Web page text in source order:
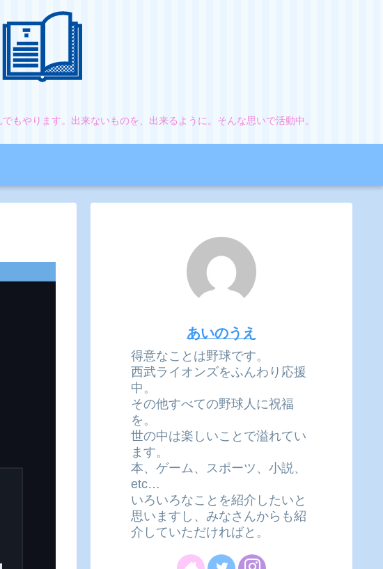
もやります。出来ないものを、出来るように。そんな思いで活動中。
あいのうえ
得意なことは野球です。
西武ライオンズをふんわり応援
中。
その他すべての野球人に祝福
を。
世の中は楽しいことで溢れてい
ます。
本、ゲーム、スポーツ、小説、
etc…
いろいろなことを紹介したいと
思いますし、みなさんからも紹
介していただければと。